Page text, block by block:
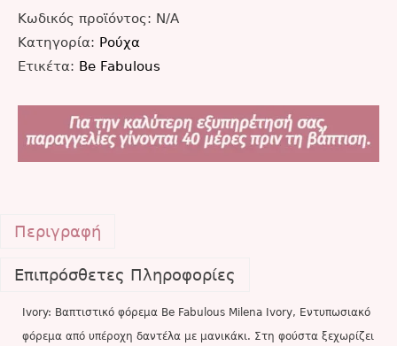
Κωδικός προϊόντος: N/A
Κατηγορία: Ρούχα
Ετικέτα: Be Fabulous
Περιγραφή
Επιπρόσθετες Πληροφορίες
Ivory: Βαπτιστικό φόρεμα Be Fabulous Milena Ivory, Εντυπωσιακό
φόρεμα από υπέροχη δαντέλα με μανικάκι. Στη φούστα ξεχωρίζει